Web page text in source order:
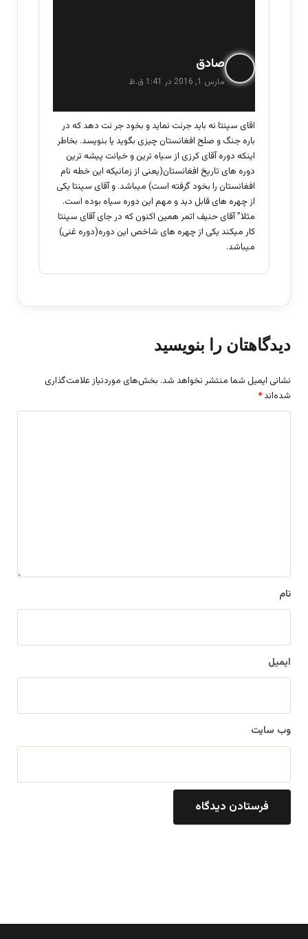
صادق
ف
مارس 1, 2016 در 1:41 ق.ظ
اقای سپنتا نه باید جرئت نماید و بخود جر ئت دهد که در
باره جنگ و صلح افغانستان چیزی بگوید یا بنویسد. بخاطر
اینکه دوره آقای کرزی از سیاه ترین و خیانت پیشه ترین
دوره های تاریخ افغانستان(یعنی از زمانیکه این خطه نام
افغانستان را بخود گرفته است) میباشد. و آقای سپنتا یکی
از چهره های قابل دید و مهم این دوره سیاه بوده است.
مثلا” آقای حنیف اتمر همین اکنون که در جای آقای سپنتا
کار میکند یکی از چهره های شاخص این دوره(دوره غنی)
میباشد.
دیدگاهتان را بنویسید
نشانی ایمیل شما منتشر نخواهد شد. بخش‌های موردنیاز علامت‌گذاری
شده‌اند *
نام
ایمیل
وب‌ سایت